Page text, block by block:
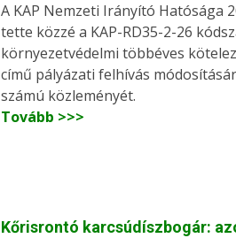
A KAP Nemzeti Irányító Hatósága
tette közzé a KAP-RD35-2-26
környezetvédelmi többéves
című pályázati felhívás
számú közleményét.
Tovább >>>
Kőrisrontó karcsúdíszbogár: